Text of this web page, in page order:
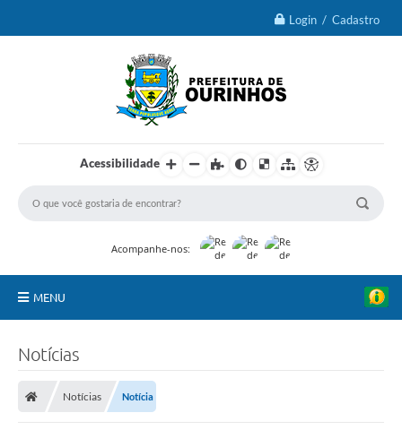
Login / Cadastro
Acessibilidade
Acompanhe-nos:
MENU
Notícias
Notícias Notícia